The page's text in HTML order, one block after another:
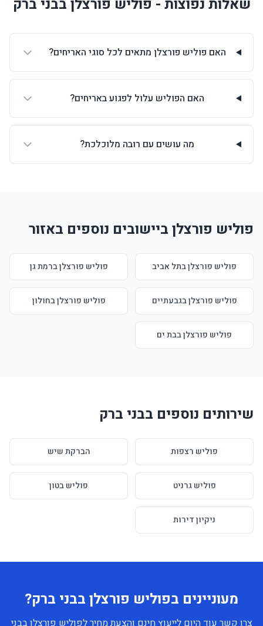
שאלות נפוצות - פוליש פורצלן בבני ברק
האם פוליש פורצלן מתאים לכל סוגי האריחים?
האם הפוליש עלול לפגוע באריחים?
מה עושים עם רובה מלוכלכת?
פוליש פורצלן ביישובים נוספים באזור
פוליש פורצלן בתל אביב פוליש פורצלן ברמת גן
פוליש פורצלן בגבעתיים פוליש פורצלן בחולון
פוליש פורצלן בבת ים
שירותים נוספים בבני ברק
פוליש רצפות הברקת שיש
פוליש גרניט פוליש בטון
ניקיון דירות
מעוניינים בפוליש פורצלן בבני ברק?
צרו קשר עוד היום לייעוץ חינם והצעת מחיר לפוליש פורצלן בבני